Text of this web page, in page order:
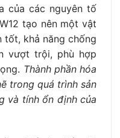
của các nguyên tố
tạo nên một vật
tốt, khả năng chống
vượt trội, phù hợp
Thành phần hóa
trong quá trình sản
và tính ổn định của